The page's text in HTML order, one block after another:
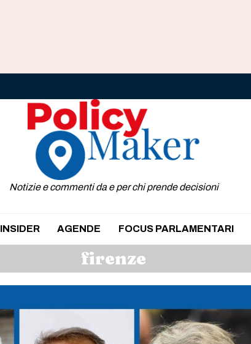
Notizie e commenti da e per chi prende decisioni
INSIDER AGENDE FOCUS PARLAMENTARI
firenze